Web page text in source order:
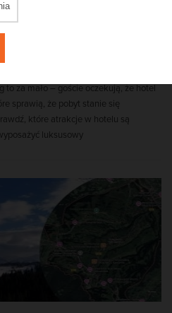
goście? Jak wyposażyć
to za mało – goście oczekują, że hotel
sprawią, że pobyt stanie się
które atrakcje w hotelu są
luksusowy